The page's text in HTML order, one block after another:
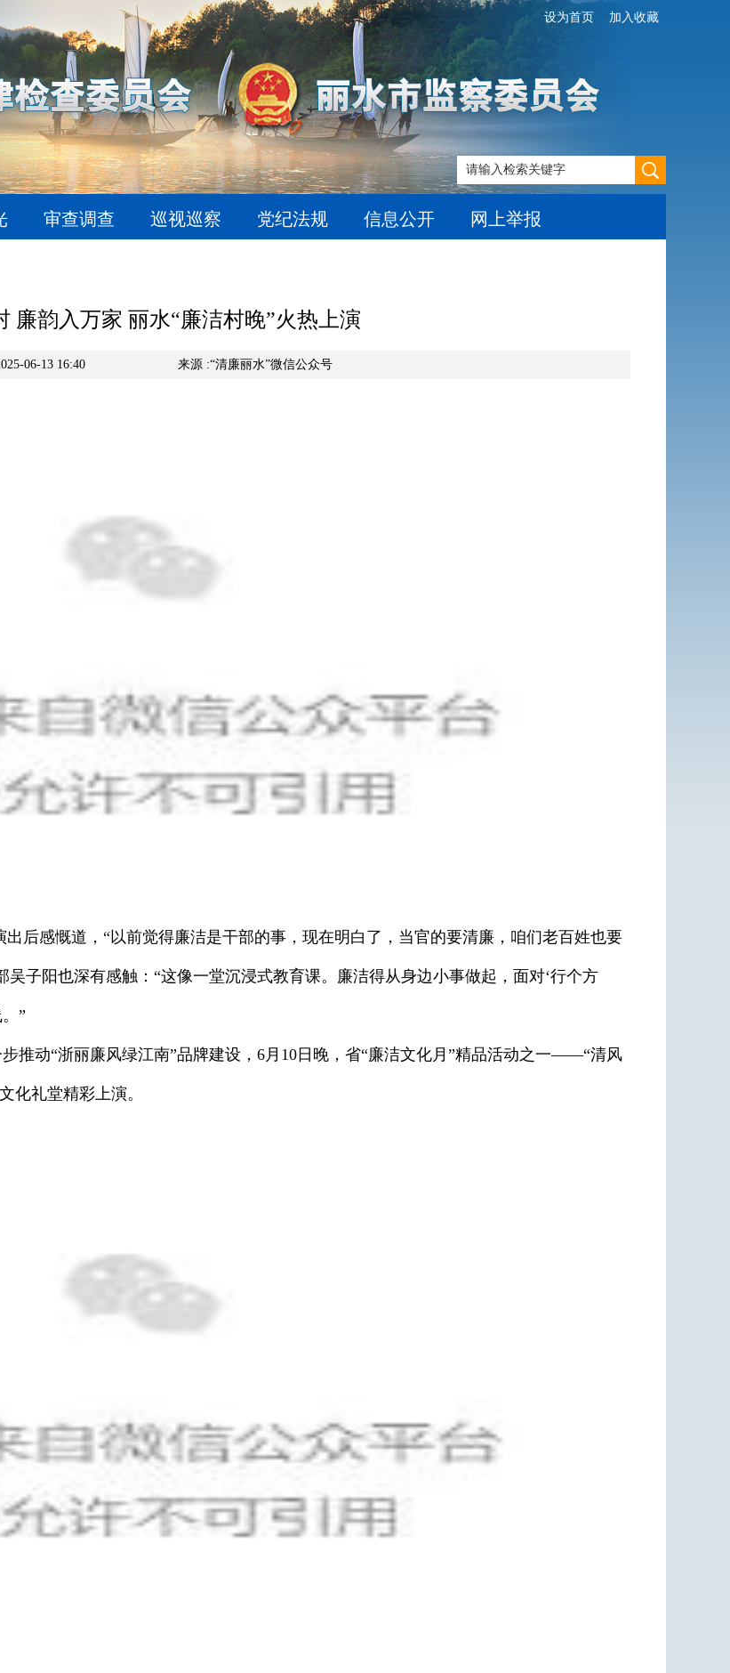
设为首页 加入收藏
审查调查 巡视巡察 党纪法规 信息公开 网上举报
廉韵入万家 丽水“廉洁村晚”火热上演
06-13 16:40 来源 :“清廉丽水”微信公众号
后感慨道，“以前觉得廉洁是干部的事，现在明白了，当官的要清廉，咱们老百姓也要
子阳也深有感触：“这像一堂沉浸式教育课。廉洁得从身边小事做起，面对‘行个方
”
动“浙丽廉风绿江南”品牌建设，6月10日晚，省“廉洁文化月”精品活动之一——“清风
化礼堂精彩上演。